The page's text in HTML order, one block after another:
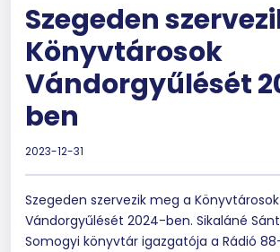
Szegeden
Könyvtárosok
Vándorgyűlését
ben
2023-12-31
Szegeden szervezik meg a Könyvtárosok
Vándorgyűlését 2024-ben. Sikaláné
Somogyi könyvtár igazgatója a Rádió